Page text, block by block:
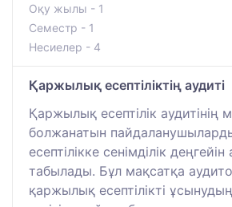
Оқу жылы - 1
Семестр - 1
Несиелер - 4
Қаржылық есептіліктің аудиті
Қаржылық есептілік аудитінің
болжанатын
есептілікке сенімділік
табылады. Бұл мақсатқа
қаржылық есептілікті